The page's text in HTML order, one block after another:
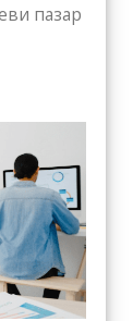
пазар